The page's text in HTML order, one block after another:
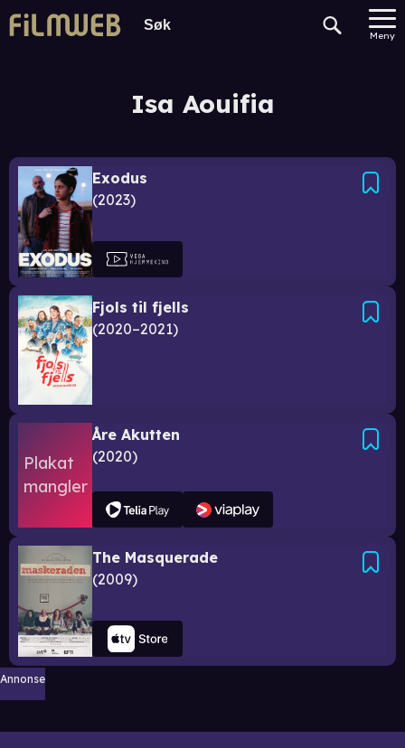
Meny
Isa Aouifia
Exodus
2023
Fjols til fjells
2020–2021
Åre Akutten
2020
The Masquerade
2009
Annonse